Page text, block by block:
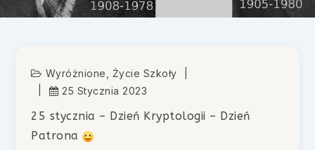
Wyróżnione
Życie Szkoły
25 Stycznia 2023
25 stycznia – Dzień Kryptologii – Dzień
Patrona